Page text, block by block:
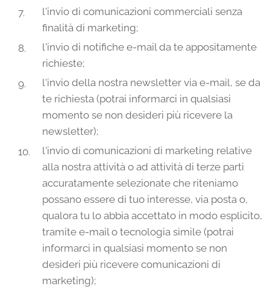
l'invio di comunicazioni commerciali senza
finalità di marketing;
l'invio di notifiche e-mail da te appositamente
richieste;
l'invio della nostra newsletter via e-mail, se da
te richiesta (potrai informarci in qualsiasi
momento se non desideri più ricevere la
newsletter);
l'invio di comunicazioni di marketing relative
alla nostra attività o ad attività di terze parti
accuratamente selezionate che riteniamo
possano essere di tuo interesse, via posta o,
qualora tu lo abbia accettato in modo esplicito,
tramite e-mail o tecnologia simile (potrai
informarci in qualsiasi momento se non
desideri più ricevere comunicazioni di
marketing);